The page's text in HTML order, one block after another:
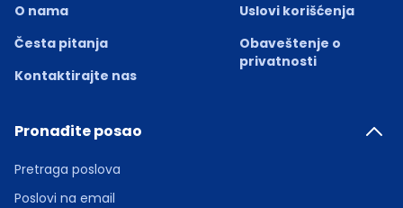
O nama
Česta pitanja
Kontaktirajte nas
Uslovi korišćenja
Obaveštenje o
privatnosti
Pronađite posao
Pretraga poslova
Poslovi na email